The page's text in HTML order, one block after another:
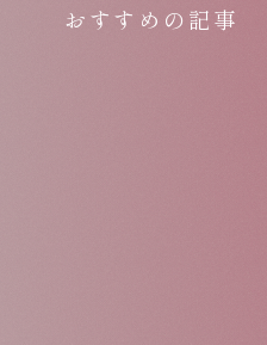
おすすめの記事